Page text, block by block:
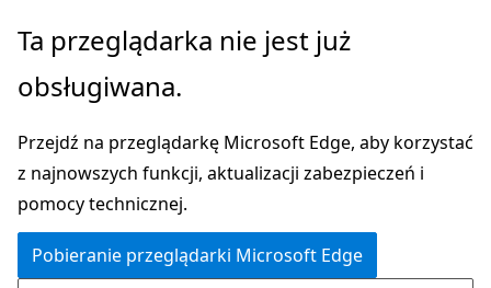
Przejdź
głównej
Ta przeglądarka nie jest już
obsługiwana.
Przejdź na przeglądarkę Microsoft Edge, aby korzystać
z najnowszych funkcji, aktualizacji zabezpieczeń i
pomocy technicznej.
Pobieranie przeglądarki Microsoft Edge